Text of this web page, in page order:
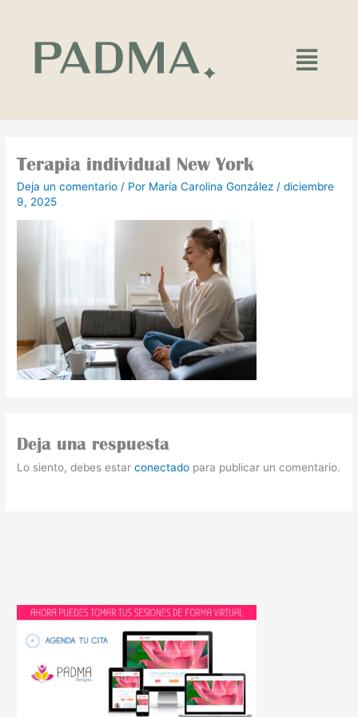
contenido
Main
Menu
Terapia individual New York
Deja un comentario / Por María Carolina González /diciembre
9, 2025
Deja una respuesta
Lo siento, debes estarconectado para publicar un comentario.